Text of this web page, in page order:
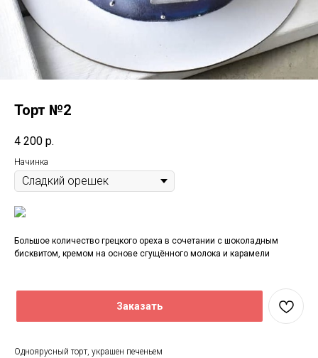
Торт №2
4 200 р.
Начинка
Большое количество грецкого ореха в сочетании с шоколадным
бисквитом, кремом на основе сгущённого молока и карамели
Заказать
Одноярусный торт, украшен печеньем